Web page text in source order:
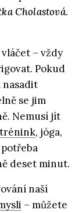
Cholastová.
– vždy
Pokud
nasadit
se jim
Nemusí jít
, jóga,
deset minut.
naší
– můžete